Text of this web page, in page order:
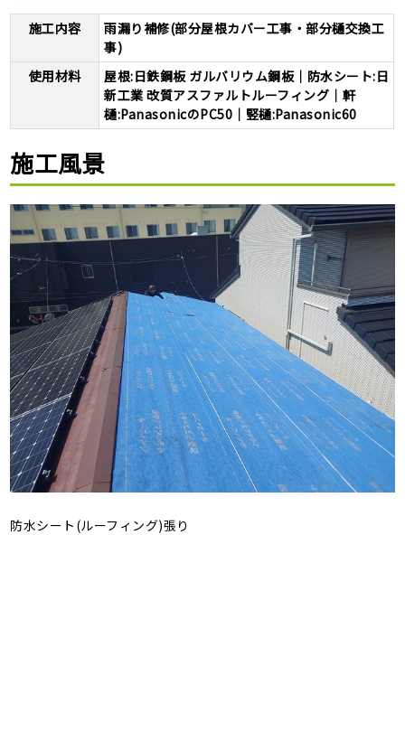
施工内容
雨漏り補修(部分屋根カバー工事・部分樋交換工
事)
使用材料
屋根:日鉄鋼板 ガルバリウム鋼板｜防水シート:日
新工業 改質アスファルトルーフィング｜軒
樋:PanasonicのPC50｜竪樋:Panasonic60
施工風景
防水シート(ルーフィング)張り